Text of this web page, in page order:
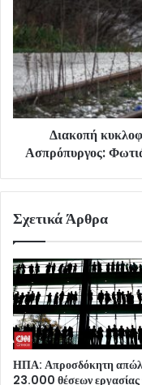
Διακοπή
Ασπρόπυργος:
Σχετικά Άρθρα
ΗΠΑ: Απροσδόκητη
23.000 θέσεων εργασίας